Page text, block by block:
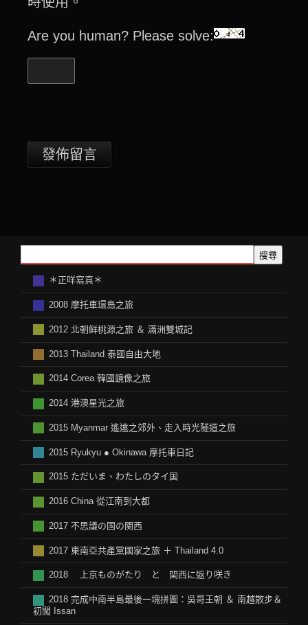
Are you human? Please solve:
搜尋
＊正咩寫真＊
2008 摩托車環島之旅
2012 北朝鲜桃源之旅 ＆ 滿洲雙城記
2013 Thailand 泰國自由大地
2014 Corea 韓國鏡像之旅
2014 港澳星光之旅
2015 Myanmar 遙遠之郊外、走入時光隧道之旅
2015 Ryukyu ● Okinawa 摩托車日記
2015 ただいま、わたしのタイ国
2016 China 從江南到大都
2017 不思議の国の関西
2017 東南亞共產黨國家之旅 ＋ Thailand 4.0
2018 上京ものがたり と 関西に返り咲き
2018 完成中南半島最後一塊拼圖：吳哥王朝 ＆ 南越散步＆
初闖 Issan